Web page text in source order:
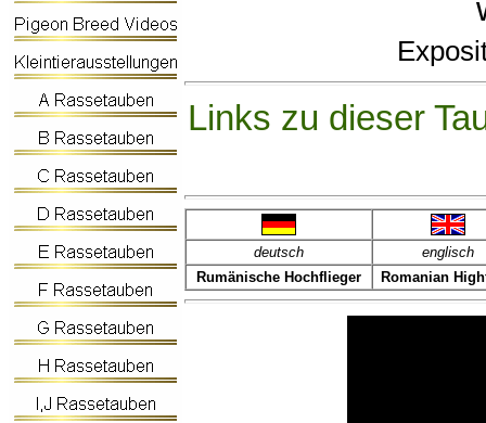
Links zu dieser
deutsch
englisch
Rumänische Hochflieger
Romanian